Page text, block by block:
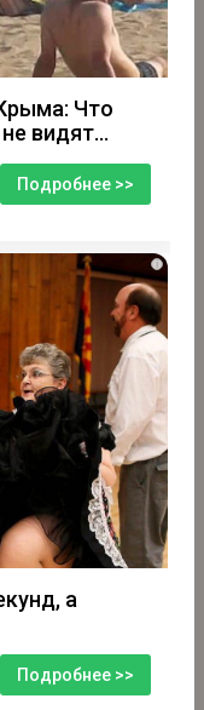
Что
видят...
Подробнее >>
i
а
Подробнее >>